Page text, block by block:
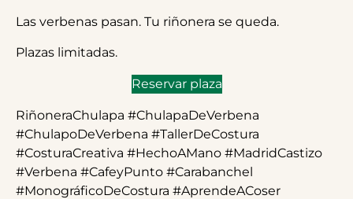
Las verbenas pasan. Tu riñonera se queda.
Plazas limitadas.
Reservar plaza
RiñoneraChulapa #ChulapaDeVerbena
#ChulapoDeVerbena #TallerDeCostura
#CosturaCreativa #HechoAMano #MadridCastizo
#Verbena #CafeyPunto #Carabanchel
#MonográficoDeCostura #AprendeACoser